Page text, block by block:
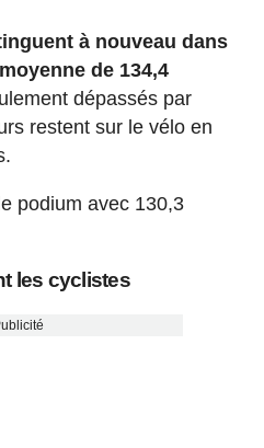
à nouveau dans
de 134,4
dépassés par
restent sur le vélo en
podium avec 130,3
les cyclistes